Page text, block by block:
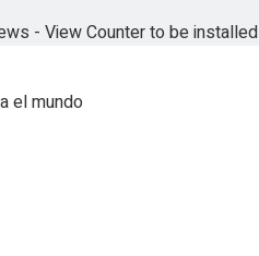
- View Counter to be installed
el mundo